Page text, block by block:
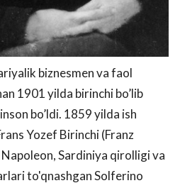
biznesmen va faol
1901 yilda birinchi bo’lib
bo’ldi. 1859 yilda ish
Yozef Birinchi (Franz
Sardiniya qirolligi va
to'qnashgan Solferino